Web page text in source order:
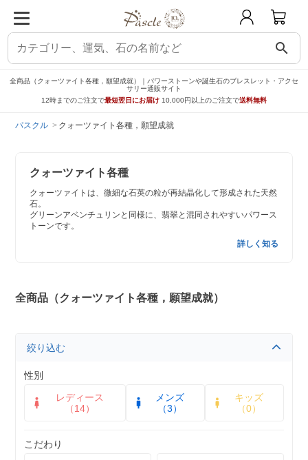
search
全商品（クォーツァイト各種，願望成就）｜パワーストーンや誕生石のブレスレット・アクセ
サリー通販サイト
12時までのご注文で最短翌日にお届け 10,000円以上のご注文で送料無料
パスクル クォーツァイト各種，願望成就
クォーツァイト各種
クォーツァイトは、微細な石英の粒が再結晶化して形成された天然
石。
グリーンアベンチュリンと同様に、翡翠と混同されやすいパワース
トーンです。
詳しく知る
全商品（クォーツァイト各種，願望成就）
絞り込む
性別
レディース
（14）
メンズ
（3）
キッズ
（0）
こだわり